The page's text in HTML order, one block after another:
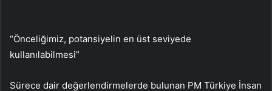
“Önceliğimiz, potansiyelin en üst seviyede
kullanılabilmesi”
Sürece dair değerlendirmelerde bulunan PM Türkiye İnsan